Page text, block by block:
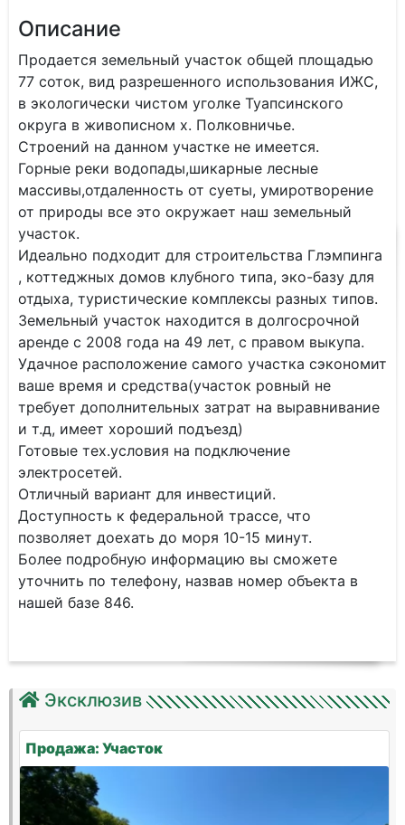
Описание
Продается земельный участок общей площадью
77 соток, вид разрешенного использования ИЖС,
в экологически чистом уголке Туапсинского
округа в живописном х. Полковничье.
Строений на данном участке не имеется.
Горные реки водопады,шикарные лесные
массивы,отдаленность от суеты, умиротворение
от природы все это окружает наш земельный
участок.
Идеально подходит для строительства Глэмпинга
, коттеджных домов клубного типа, эко-базу для
отдыха, туристические комплексы разных типов.
Земельный участок находится в долгосрочной
аренде с 2008 года на 49 лет, с правом выкупа.
Удачное расположение самого участка сэкономит
ваше время и средства(участок ровный не
требует дополнительных затрат на выравнивание
и т.д, имеет хороший подъезд)
Готовые тех.условия на подключение
электросетей.
Отличный вариант для инвестиций.
Доступность к федеральной трассе, что
позволяет доехать до моря 10-15 минут.
Более подробную информацию вы сможете
уточнить по телефону, назвав номер объекта в
нашей базе 846.
Эксклюзив
Продажа: Участок